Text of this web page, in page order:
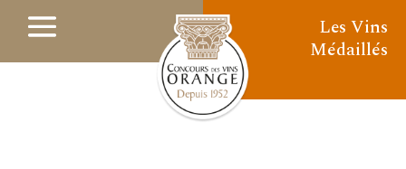
Les Vins
Médaillés